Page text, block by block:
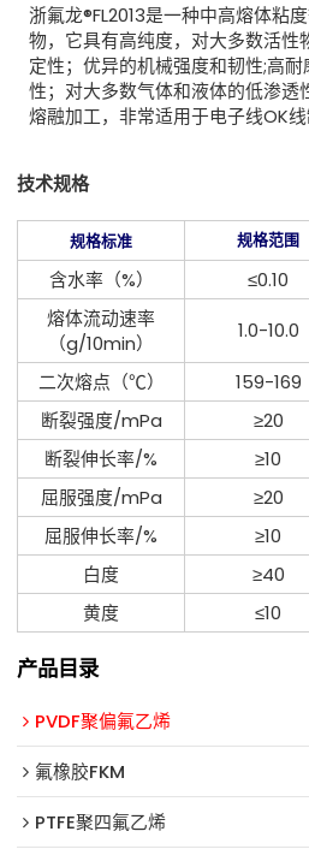
浙氟龙®FL2013是一种中高熔体粘
物，它具有高纯度，对大多数活性
定性；优异的机械强度和韧性;高
性；对大多数气体和液体的低渗透
熔融加工，非常适用于电子线OK线
技术规格
规格标准 规格范围
含水率（%） ≤0.10
熔体流动速率
（g/10min）
1.0-10.0
二次熔点（℃）
159-169
断裂强度/mPa
≥20
断裂伸长率/%
≥10
屈服强度/mPa
≥20
屈服伸长率/%
≥10
白度
≥40
黄度
≤10
产品目录
PVDF聚偏氟乙烯
氟橡胶FKM
PTFE聚四氟乙烯